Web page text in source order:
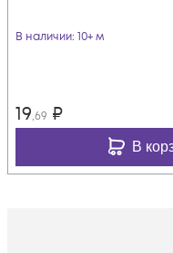
В наличии: 10+ м
19,69 ₽
В